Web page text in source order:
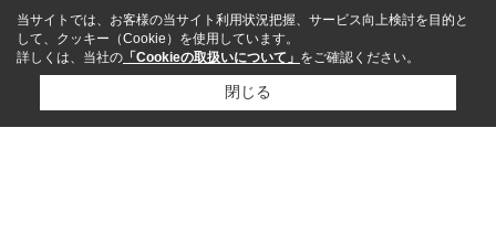
当サイトでは、お客様の当サイト利用状況把握、サービス向上検討を目的と
して、クッキー（Cookie）を使用しています。
詳しくは、当社の 「Cookieの取扱いについて」 をご確認ください。
閉じる